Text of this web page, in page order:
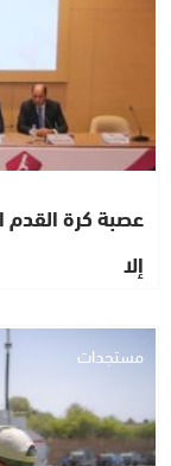
عصبة كرة القدم
إلا
مستجدات